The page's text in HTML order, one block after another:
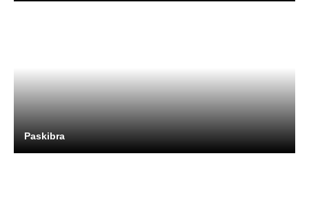
Paskibra